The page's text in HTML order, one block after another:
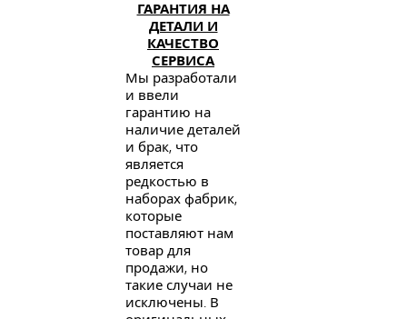
ГАРАНТИЯ НА
ДЕТАЛИ И
КАЧЕСТВО
СЕРВИСА
Мы разработали
и ввели
гарантию на
наличие деталей
и брак, что
является
редкостью в
наборах фабрик,
которые
поставляют нам
товар для
продажи, но
такие случаи не
исключены. В